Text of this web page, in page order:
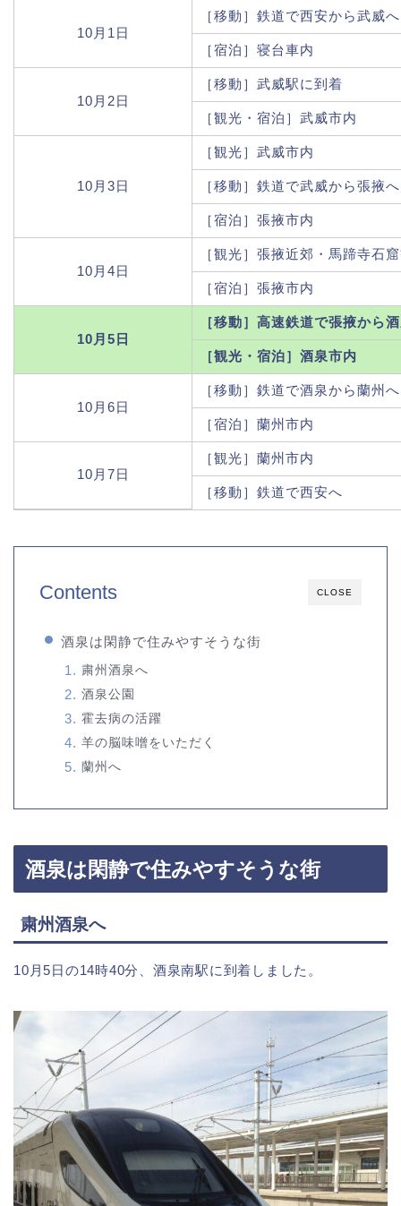
10月1日
［移動］鉄道で西安から武威へ
［宿泊］寝台車内
10月2日
［移動］武威駅に到着
［観光・宿泊］武威市内
10月3日
［観光］武威市内
［移動］鉄道で武威から張掖へ
［宿泊］張掖市内
10月4日
［観光］張掖近郊・馬蹄寺石
［宿泊］張掖市内
10月5日
［移動］高速鉄道で張掖から
［観光・宿泊］酒泉市内
10月6日
［移動］鉄道で酒泉から蘭州へ
［宿泊］蘭州市内
10月7日
［観光］蘭州市内
［移動］鉄道で西安へ
CLOSE
Contents
酒泉は閑静で住みやすそうな街
粛州酒泉へ
酒泉公園
霍去病の活躍
羊の脳味噌をいただく
蘭州へ
酒泉は閑静で住みやすそうな街
粛州酒泉へ
10月5日の14時40分、酒泉南駅に到着しました。